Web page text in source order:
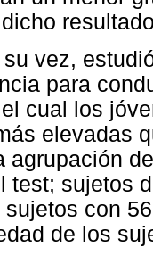
vez,
para
cual los
elevadas
agrupación
test; sujetos
con
de los